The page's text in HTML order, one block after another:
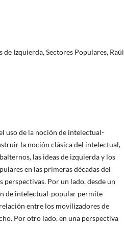
Izquierda, Sectores Populares, Raúl
uso de la noción de intelectual-
la noción clásica del intelectual,
las ideas de izquierda y los
en las primeras décadas del
perspectivas. Por un lado, desde un
de intelectual-popular permite
entre los movilizadores de
Por otro lado, en una perspectiva